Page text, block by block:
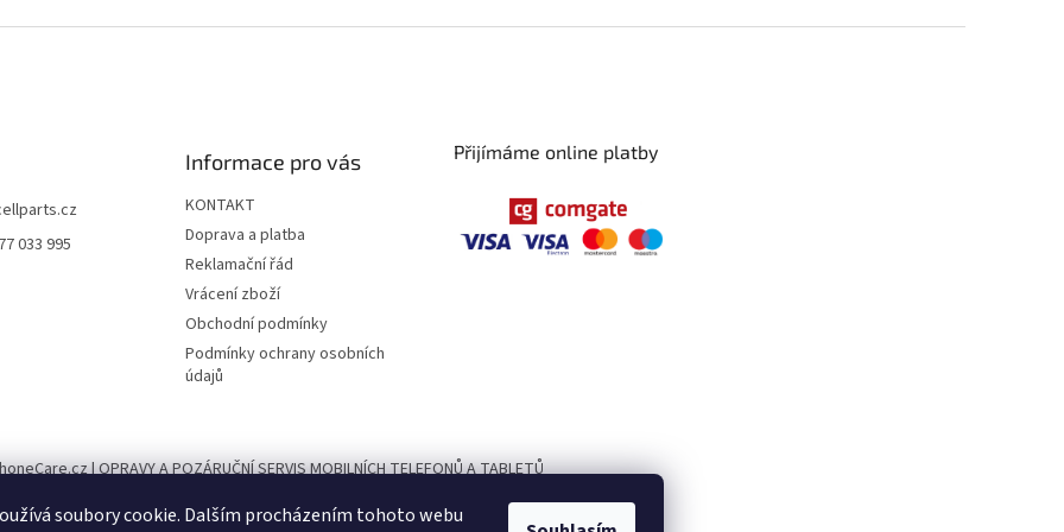
soubory cookie. Dalším procházením tohoto webu
d
033 995
Informace pro vás
KONTAKT
Doprava a platba
Reklamační řád
Vrácení zboží
Obchodní podmínky
Podmínky ochrany osobních
údajů
Přijímáme online platby
| OPRAVY A POZÁRUČNÍ SERVIS MOBILNÍCH TELEFONŮ A TABLETŮ
PhoneParts.cz